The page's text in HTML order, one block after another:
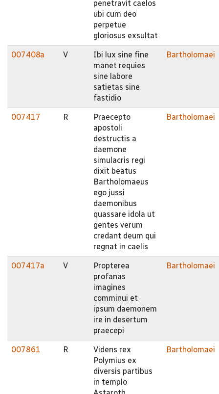
penetravit caelos
ubi cum deo
perpetue
gloriosus exsultat
007408a V
Ibi lux sine fine
manet requies
sine labore
satietas sine
fastidio
Bartholomaei
007417 R
Praecepto
apostoli
destructis a
daemone
simulacris regi
dixit beatus
Bartholomaeus
ego jussi
daemonibus
quassare idola ut
gentes verum
credant deum qui
regnat in caelis
Bartholomaei
007417a V
Propterea
profanas
imagines
comminui et
ipsum daemonem
ire in desertum
praecepi
Bartholomaei
007861 R
Videns rex
Polymius ex
diversis partibus
in templo
Bartholomaei